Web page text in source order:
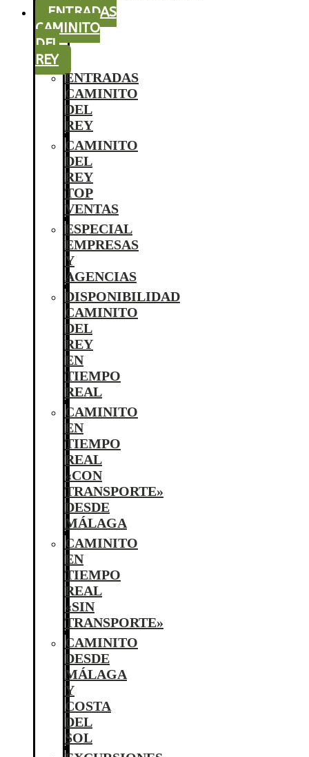
ENTRADAS
CAMINITO
DEL
REY
ENTRADAS
CAMINITO
DEL
REY
CAMINITO
DEL
REY
TOP
VENTAS
ESPECIAL
EMPRESAS
Y
AGENCIAS
DISPONIBILIDAD
CAMINITO
DEL
REY
EN
TIEMPO
REAL
CAMINITO
EN
TIEMPO
REAL
«CON
TRANSPORTE»
DESDE
MÁLAGA
CAMINITO
EN
TIEMPO
REAL
«SIN
TRANSPORTE»
CAMINITO
DESDE
MÁLAGA
Y
COSTA
DEL
SOL